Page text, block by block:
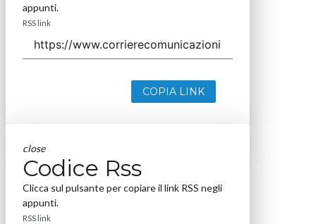
appunti.
RSS link
COPIA LINK
close
Codice Rss
Clicca sul pulsante per copiare il link RSS negli
appunti.
RSS link